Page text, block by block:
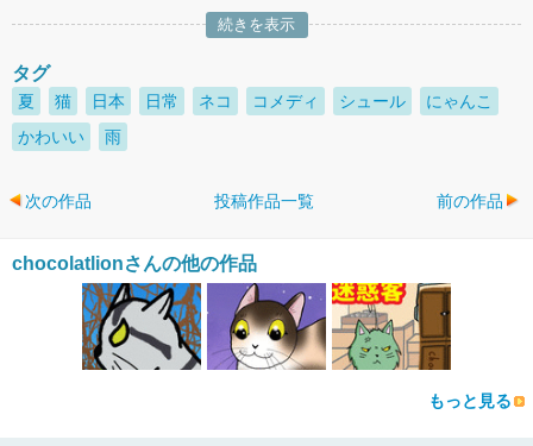
続きを表示
タグ
夏 猫 日本 日常 ネコ コメディ シュール
にゃんこ
かわいい
雨
次の作品 投稿作品一覧 前の作品
chocolatlionさんの他の作品
もっと見る